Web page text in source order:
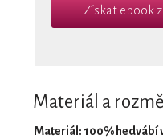
Získat ebook
Materiál a
Materiál: 100% hedvábí